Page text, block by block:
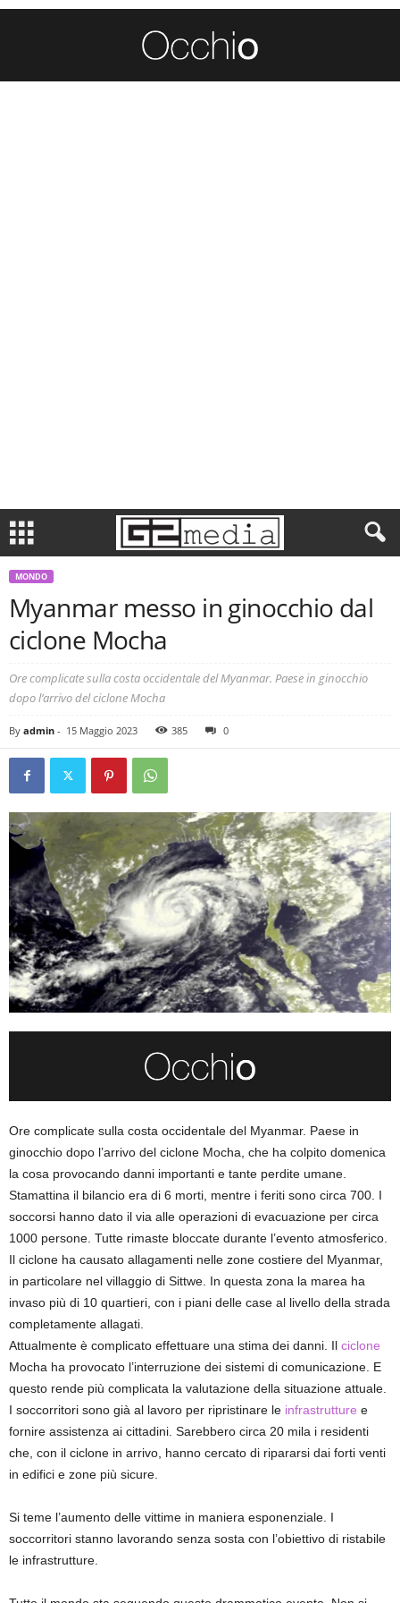
MONDO
Myanmar messo in ginocchio dal
ciclone Mocha
Ore complicate sulla costa occidentale del Myanmar. Paese in ginocchio
dopo l’arrivo del ciclone Mocha
By admin - 15 Maggio 2023 385 0
Ore complicate sulla costa occidentale del Myanmar. Paese in
ginocchio dopo l’arrivo del ciclone Mocha, che ha colpito domenica
la cosa provocando danni importanti e tante perdite umane.
Stamattina il bilancio era di 6 morti, mentre i feriti sono circa 700. I
soccorsi hanno dato il via alle operazioni di evacuazione per circa
1000 persone. Tutte rimaste bloccate durante l’evento atmosferico.
Il ciclone ha causato allagamenti nelle zone costiere del Myanmar,
in particolare nel villaggio di Sittwe. In questa zona la marea ha
invaso più di 10 quartieri, con i piani delle case al livello della strada
completamente allagati.
Attualmente è complicato effettuare una stima dei danni. Il ciclone
Mocha ha provocato l’interruzione dei sistemi di comunicazione. E
questo rende più complicata la valutazione della situazione attuale.
I soccorritori sono già al lavoro per ripristinare le infrastrutture e
fornire assistenza ai cittadini. Sarebbero circa 20 mila i residenti
che, con il ciclone in arrivo, hanno cercato di ripararsi dai forti venti
in edifici e zone più sicure.
Si teme l’aumento delle vittime in maniera esponenziale. I
soccorritori stanno lavorando senza sosta con l’obiettivo di ristabile
le infrastrutture.